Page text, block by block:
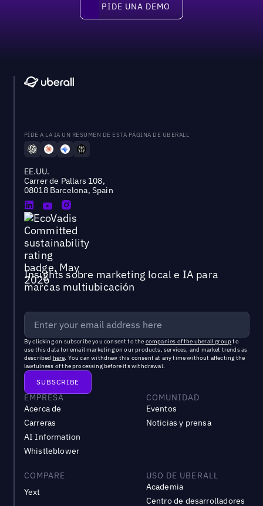
Pide una demo
PIDE UNA DEMO
PÍDE A LA IA UN RESUMEN DE ESTA PÁGINA DE UBERALL
EE.UU.
Carrer de Pallars 108,
08018 Barcelona, Spain
Insights sobre marketing local e IA para
marcas multiubicación
By clicking on subscribe you consent to the companies of the uberall groupto
use this data for email marketing on our products, services, and market trends as
described here. You can withdraw this consent at any time without affecting the
lawfulness of the processing before its withdrawal.
EMPRESA
Acerca de
Carreras
AI Information
Whistleblower
COMUNIDAD
Eventos
Noticias y prensa
COMPARE
Yext
USO DE UBERALL
Academia
Centro de desarrolladores